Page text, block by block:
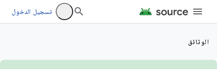
تسجيل الدخول
الوثائق